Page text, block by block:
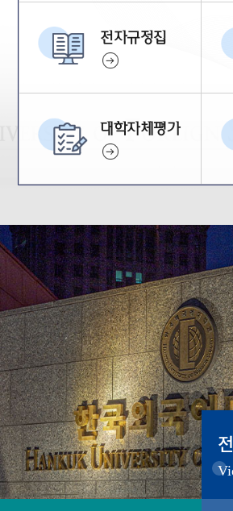
전자규정집
대학자체평가